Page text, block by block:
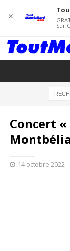
Concert
14 octobre 2022
✕
Sur